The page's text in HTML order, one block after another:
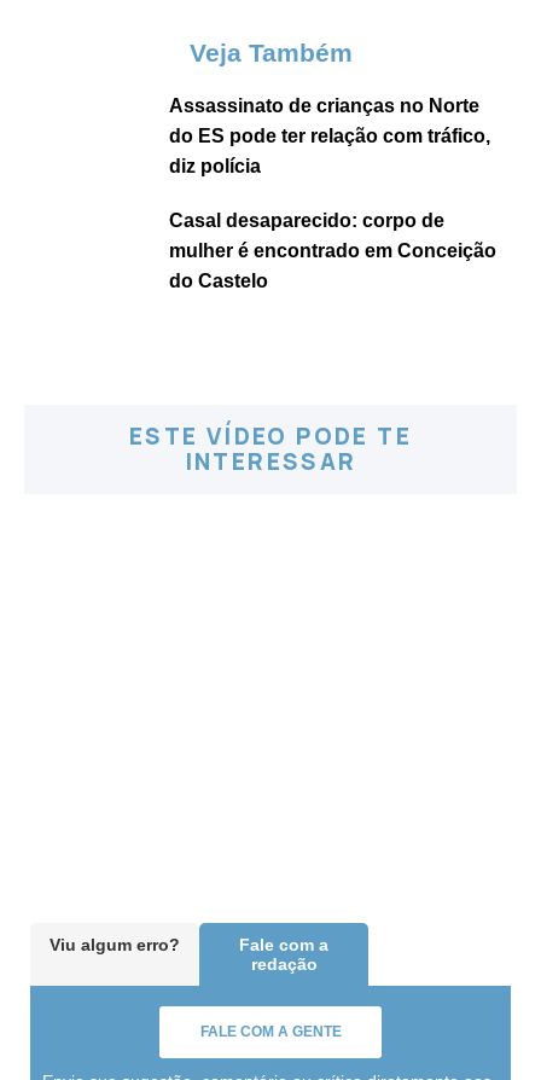
Veja Também
Assassinato de crianças no Norte
do ES pode ter relação com tráfico,
diz polícia
Casal desaparecido: corpo de
mulher é encontrado em Conceição
do Castelo
ESTE VÍDEO PODE TE
INTERESSAR
Viu algum erro?
Fale com a
redação
FALE COM A GENTE